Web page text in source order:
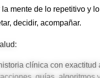
mente de lo repetitivo y
decidir, acompañar.
clínica con exactitud